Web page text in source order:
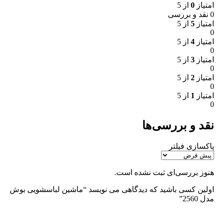
امتیاز 0 از 5
0 نقد و بررسی
امتیاز 5 از 5
0
امتیاز 4 از 5
0
امتیاز 3 از 5
0
امتیاز 2 از 5
0
امتیاز 1 از 5
0
نقد و بررسی‌ها
پاکسازی فیلتر
هنوز بررسی‌ای ثبت نشده است.
اولین کسی باشید که دیدگاهی می نویسد “ماشین لباسشویی بوش
مدل 2560”